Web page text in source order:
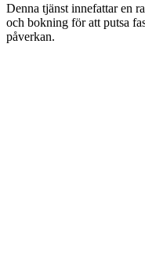
Denna tjänst innefattar en
och bokning för att putsa
påverkan.